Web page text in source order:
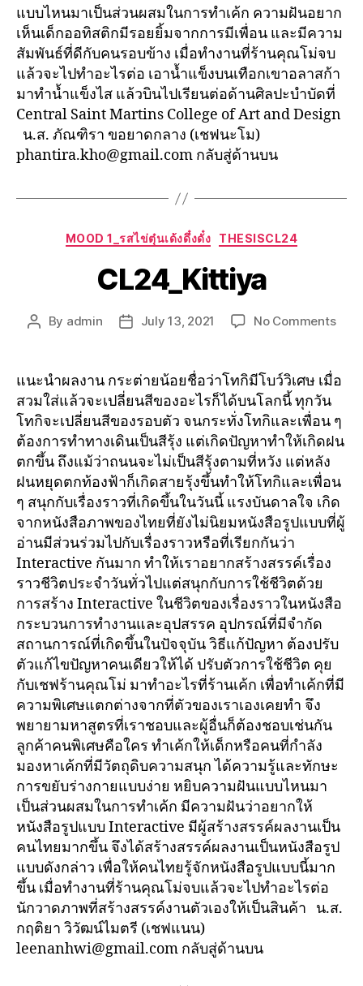
แบบไหนมาเป็นส่วนผสมในการทำเค้ก ความฝันอยาก
เห็นเด็กออทิสติกมีรอยยิ้มจากการมีเพื่อน และมีความ
สัมพันธ์ที่ดีกับคนรอบข้าง เมื่อทำงานที่ร้านคุณโม่จบ
แล้วจะไปทำอะไรต่อ เอาน้ำแข็งบนเทือกเขาอลาสก้า
มาทำน้ำแข็งไส แล้วบินไปเรียนต่อด้านศิลปะบำบัดที่
Central Saint Martins College of Art and Design
น.ส. ภัณฑิรา ขอยาดกลาง (เชฟนะโม)
phantira.kho@gmail.com กลับสู่ด้านบน
MOOD 1_รสไข่ตุ๋นเด้งดึ๋งดั๋ง THESISCL24
CL24_Kittiya
By admin July 13, 2021 No Comments
แนะนำผลงาน กระต่ายน้อยชื่อว่าโทกิมีโบว์วิเศษ เมื่อ
สวมใส่แล้วจะเปลี่ยนสีของอะไรก็ได้บนโลกนี้ ทุกวัน
โทกิจะเปลี่ยนสีของรอบตัว จนกระทั่งโทกิและเพื่อน ๆ
ต้องการทำทางเดินเป็นสีรุ้ง แต่เกิดปัญหาทำให้เกิดฝน
ตกขึ้น ถึงแม้ว่าถนนจะไม่เป็นสีรุ้งตามที่หวัง แต่หลัง
ฝนหยุดตกท้องฟ้าก็เกิดสายรุ้งขึ้นทำให้โทกิและเพื่อน
ๆ สนุกกับเรื่องราวที่เกิดขึ้นในวันนี้ แรงบันดาลใจ เกิด
จากหนังสือภาพของไทยที่ยังไม่นิยมหนังสือรูปแบบที่ผู้
อ่านมีส่วนร่วมไปกับเรื่องราวหรือที่เรียกกันว่า
Interactive กันมาก ทำให้เราอยากสร้างสรรค์เรื่อง
ราวชีวิตประจำวันทั่วไปแต่สนุกกับการใช้ชีวิตด้วย
การสร้าง Interactive ในชีวิตของเรื่องราวในหนังสือ
กระบวนการทำงานและอุปสรรค อุปกรณ์ที่มีจำกัด
สถานการณ์ที่เกิดขึ้นในปัจจุบัน วิธีแก้ปัญหา ต้องปรับ
ตัวแก้ไขปัญหาคนเดียวให้ได้ ปรับตัวการใช้ชีวิต คุย
กับเชฟร้านคุณโม่ มาทำอะไรที่ร้านเค้ก เพื่อทำเค้กที่มี
ความพิเศษแตกต่างจากที่ตัวของเราเองเคยทำ จึง
พยายามหาสูตรที่เราชอบและผู้อื่นก็ต้องชอบเช่นกัน
ลูกค้าคนพิเศษคือใคร ทำเค้กให้เด็กหรือคนที่กำลัง
มองหาเค้กที่มีวัตถุดิบความสนุก ได้ความรู้และทักษะ
การขยับร่างกายแบบง่าย หยิบความฝันแบบไหนมา
เป็นส่วนผสมในการทำเค้ก มีความฝันว่าอยากให้
หนังสือรูปแบบ Interactive มีผู้สร้างสรรค์ผลงานเป็น
คนไทยมากขึ้น จึงได้สร้างสรรค์ผลงานเป็นหนังสือรูป
แบบดังกล่าว เพื่อให้คนไทยรู้จักหนังสือรูปแบบนี้มาก
ขึ้น เมื่อทำงานที่ร้านคุณโม่จบแล้วจะไปทำอะไรต่อ
นักวาดภาพที่สร้างสรรค์งานตัวเองให้เป็นสินค้า น.ส.
กฤติยา วิวัฒน์ไมตรี (เชฟแนน)
leenanhwi@gmail.com กลับสู่ด้านบน